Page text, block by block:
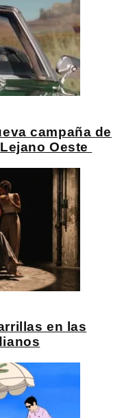
campaña de
Oeste
en las